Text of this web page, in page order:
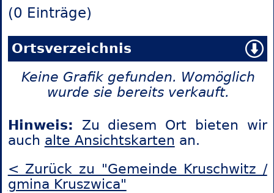
(0 Einträge)
Ortsverzeichnis
Keine Grafik gefunden. Womöglich
wurde sie bereits verkauft.
Hinweis: Zu diesem Ort bieten wir
auch alte Ansichtskarten an.
< Zurück zu "Gemeinde Kruschwitz /
gmina Kruszwica"